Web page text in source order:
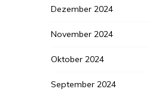
Dezember 2024
November 2024
Oktober 2024
September 2024